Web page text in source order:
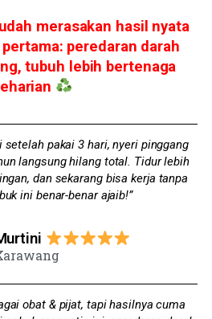
merasakan hasil nyata
peredaran darah
tubuh lebih bertenaga
setelah pakai 3 hari, nyeri pinggang
langsung hilang total. Tidur lebih
dan sekarang bisa kerja tanpa
ini benar-benar ajaib!”
obat & pijat, tapi hasilnya cuma